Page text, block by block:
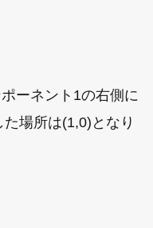
ーネント1の右側に
場所は(1,0)となり